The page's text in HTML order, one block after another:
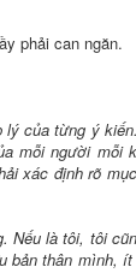
phải can ngăn.
lý của từng ý
mỗi người mỗi
xác định rõ
Nếu là tôi, tôi
bản thân mình, ít